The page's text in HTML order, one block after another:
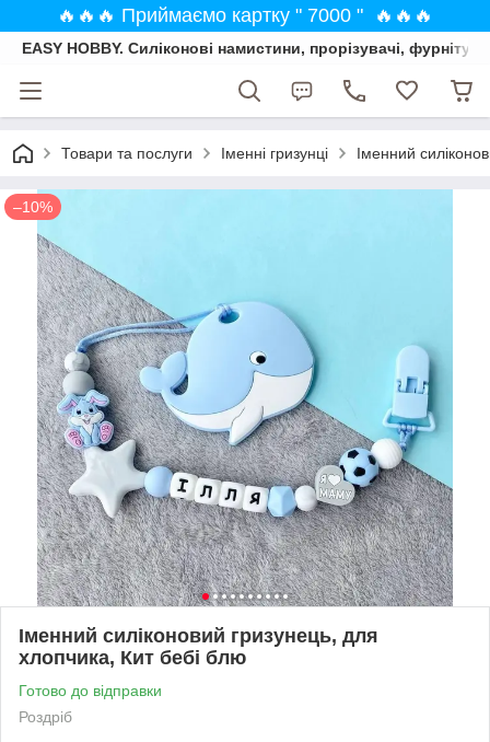
🔥🔥🔥 Приймаємо картку " 7000 " 🔥🔥🔥
EASY HOBBY. Силіконові намистини, прорізувачі,
Товари та послуги Іменні гризунці Іменний
–10%
Іменний силіконовий гризунець, для
хлопчика, Кит бебі блю
Готово до відправки
Роздріб